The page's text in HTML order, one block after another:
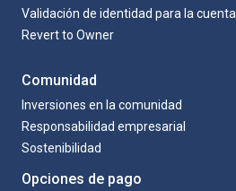
Validación de identidad para la cuenta
Revert to Owner
Comunidad
Inversiones en la comunidad
Responsabilidad empresarial
Sostenibilidad
Opciones de pago